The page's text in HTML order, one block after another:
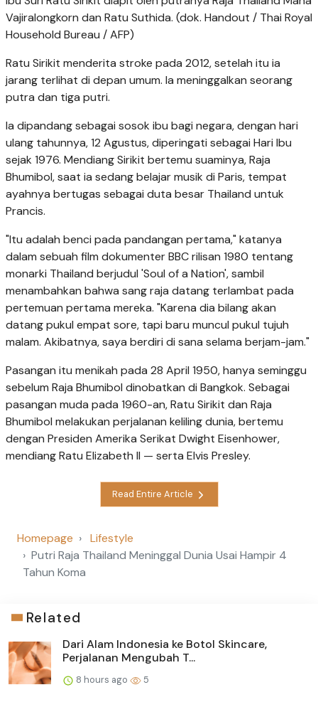
Vajiralongkorn dan Ratu Suthida. (dok. Handout / Thai Royal
Household Bureau / AFP)
Ratu Sirikit menderita stroke pada 2012, setelah itu ia
jarang terlihat di depan umum. Ia meninggalkan seorang
putra dan tiga putri.
Ia dipandang sebagai sosok ibu bagi negara, dengan hari
ulang tahunnya, 12 Agustus, diperingati sebagai Hari Ibu
sejak 1976. Mendiang Sirikit bertemu suaminya, Raja
Bhumibol, saat ia sedang belajar musik di Paris, tempat
ayahnya bertugas sebagai duta besar Thailand untuk
Prancis.
"Itu adalah benci pada pandangan pertama," katanya
dalam sebuah film dokumenter BBC rilisan 1980 tentang
monarki Thailand berjudul 'Soul of a Nation', sambil
menambahkan bahwa sang raja datang terlambat pada
pertemuan pertama mereka. "Karena dia bilang akan
datang pukul empat sore, tapi baru muncul pukul tujuh
malam. Akibatnya, saya berdiri di sana selama berjam-jam."
Pasangan itu menikah pada 28 April 1950, hanya seminggu
sebelum Raja Bhumibol dinobatkan di Bangkok. Sebagai
pasangan muda pada 1960-an, Ratu Sirikit dan Raja
Bhumibol melakukan perjalanan keliling dunia, bertemu
dengan Presiden Amerika Serikat Dwight Eisenhower,
mendiang Ratu Elizabeth II — serta Elvis Presley.
Read Entire Article
Homepage
Lifestyle
Putri Raja Thailand Meninggal Dunia Usai Hampir 4
Tahun Koma
Related
Dari Alam Indonesia ke Botol Skincare,
Perjalanan Mengubah T...
8 hours ago 5